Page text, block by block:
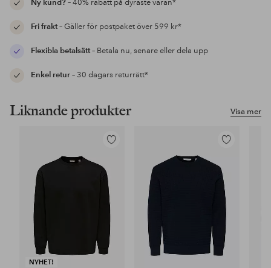
Ny kund?– 40% rabatt på dyraste varan*
Fri frakt– Gäller för postpaket över 599 kr*
Flexibla betalsätt– Betala nu, senare eller dela upp
Enkel retur– 30 dagars returrätt*
Visa mer
Liknande produkter
NYHET!
Lägg
i
favoriter
Lägg
i
favoriter